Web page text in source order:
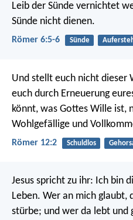
Leib der Sünde vernichtet
Sünde nicht dienen.
Römer 6:5-6 Sünde
Und stellt euch nicht dieser
euch durch Erneuerung
könnt, was Gottes Wille ist,
Wohlgefällige und
Römer 12:2 Schuldlos
Jesus spricht zu ihr: Ich bin
Leben. Wer an mich glaubt,
stürbe; und wer da lebt und